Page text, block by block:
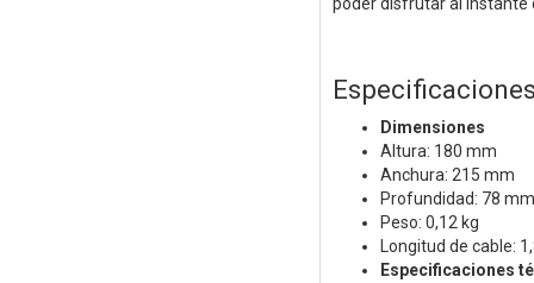
Dimensiones
Altura: 180 mm
Anchura: 215 mm
Profundidad: 78 mm
Peso: 0,12 kg
Longitud de cable:
Especificaciones